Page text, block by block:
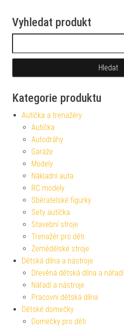
Vyhledat produkt
Kategorie produktu
Autíčka a trenažéry
Autíčka
Autodráhy
Garáže
Modely
Nákladní auta
RC modely
Sběratelské figurky
Sety autíčka
Stavební stroje
Trenažér pro děti
Zemědělské stroje
Dětská dílna a nástroje
Dřevěná dětská dílna a nářadí
Nářadí a nástroje
Pracovní dětská dílna
Dětské domečky
Domečky pro děti